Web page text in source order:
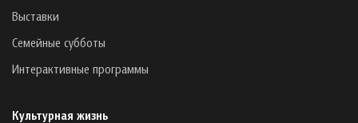
Выставки
Семейные субботы
Интерактивные программы
Культурная жизнь